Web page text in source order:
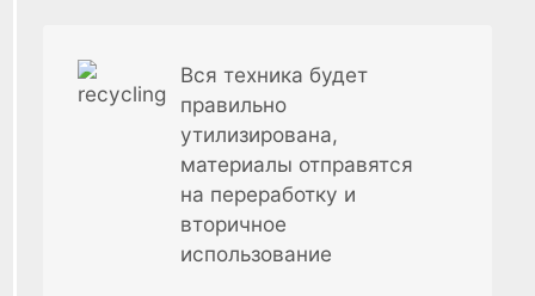
Вся техника будет
правильно
утилизирована,
материалы отправятся
на переработку и
вторичное
использование